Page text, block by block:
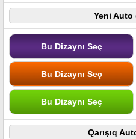
Yeni Auto
Bu Dizaynı Seç
Bu Dizaynı Seç
Bu Dizaynı Seç
Qarışıq